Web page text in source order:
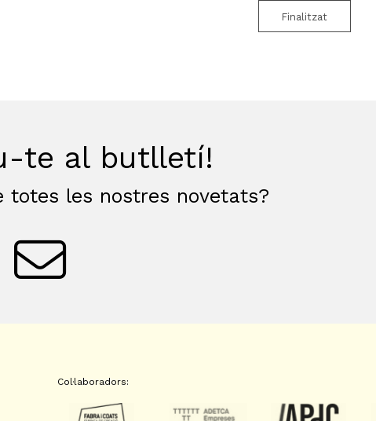
Finalitzat
te al butlletí!
totes les nostres novetats?
Col·laboradors: